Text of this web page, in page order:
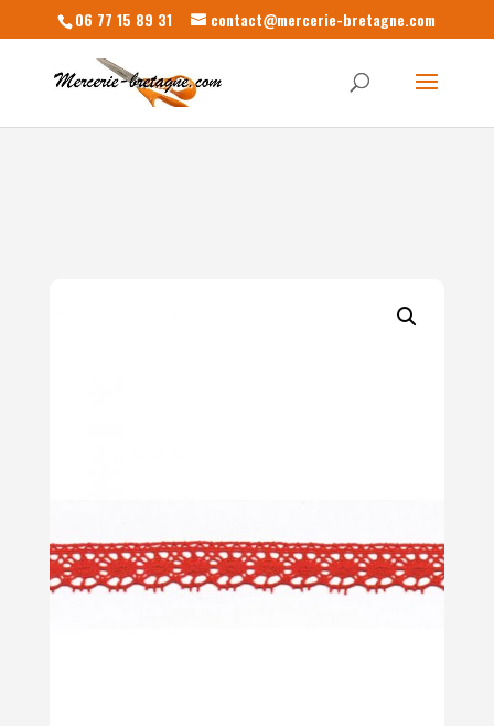
06 77 15 89 31 contact@mercerie-bretagne.com